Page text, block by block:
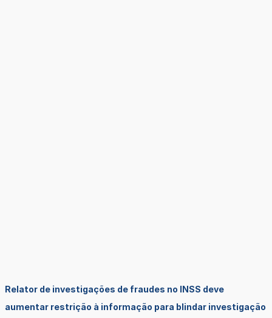
Relator de investigações de fraudes no INSS deve
aumentar restrição à informação para blindar investigação